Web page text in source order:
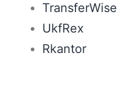
TransferWise
UkfRex
Rkantor